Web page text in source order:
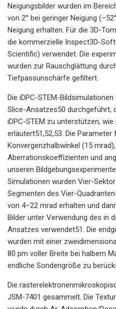
Neigungsbilder wurden im
von 2° bei geringer Neigung
Neigung erhalten. Für die 3D-
die kommerzielle Inspect3D-
Scientific) verwendet. Die
wurden zur Rauschglättung
Tiefpassunschärfe gefiltert.
Die iDPC-STEM-
Slice-Ansatzes50 durchgeführt,
iDPC-STEM zu unterstützen,
erläutert51,52,53. Die Parameter
Konvergenzhalbwinkel (15
Aberrationskoeffizienten und
unseren
Simulationen wurden Vier-
Segmenten des Vier-
von 4–22 mrad erhalten und
Bilder unter Verwendung des in
Ansatzes verwendet51. Die
wurden mit einer
80 pm voller Breite bei halbem
endliche Sondengröße zu
Die
JSM-7401 gesammelt. Die